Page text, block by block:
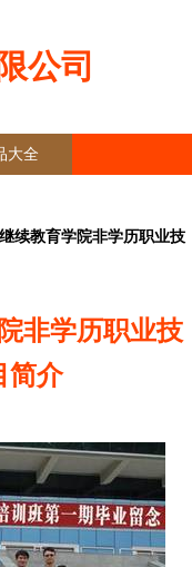
公司
大全
续教育学院非学历职业技
非学历职业技
简介